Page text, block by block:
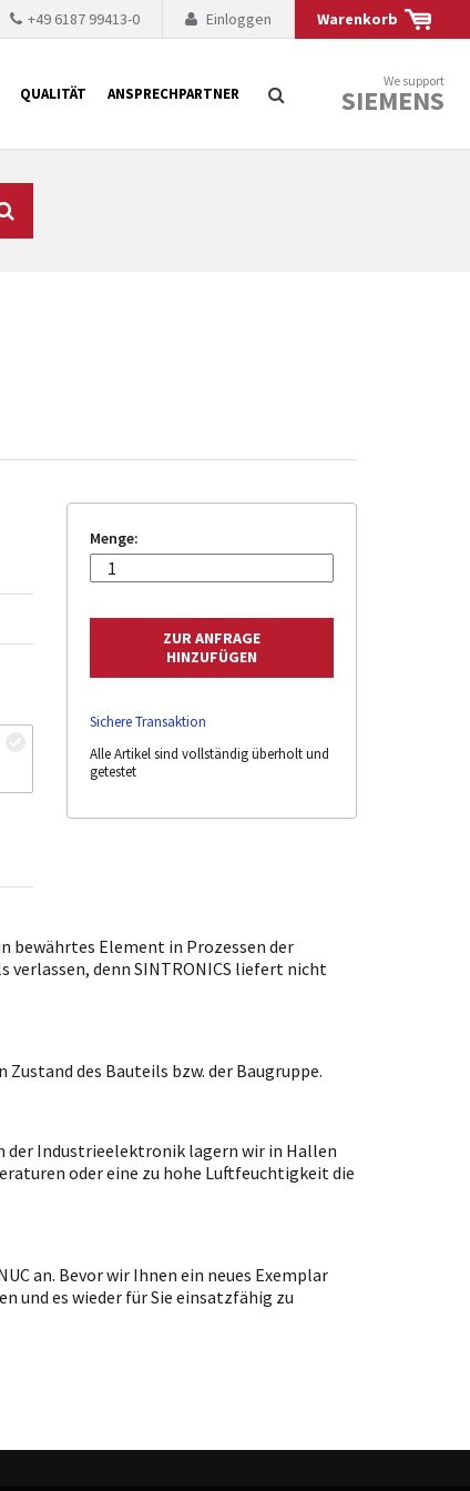
Warenkorb
Einloggen
+49 6187 99413-0
QUALITÄT ANSPRECHPARTNER
We support
SIEMENS
Menge:
Sichere Transaktion
Alle Artikel sind vollständig überholt und
getestet
bewährtes Element in Prozessen der
verlassen, denn SINTRONICS liefert nicht
des Bauteils bzw. der Baugruppe.
der Industrieelektronik lagern wir in Hallen
oder eine zu hohe Luftfeuchtigkeit die
an. Bevor wir Ihnen ein neues Exemplar
und es wieder für Sie einsatzfähig zu